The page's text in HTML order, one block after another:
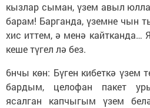
кызлар сыман, үзем авыл
барам! Барганда, үземне чын
хис иттем, ә менә кайтканда…
кеше түгел лә без.
6нчы көн: Бүген кибеткә үзем
бардым, целофан пакет
ясалган капчыгым үзем